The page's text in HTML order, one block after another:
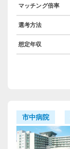
マッチング倍率
選考方法
想定年収
市中病院